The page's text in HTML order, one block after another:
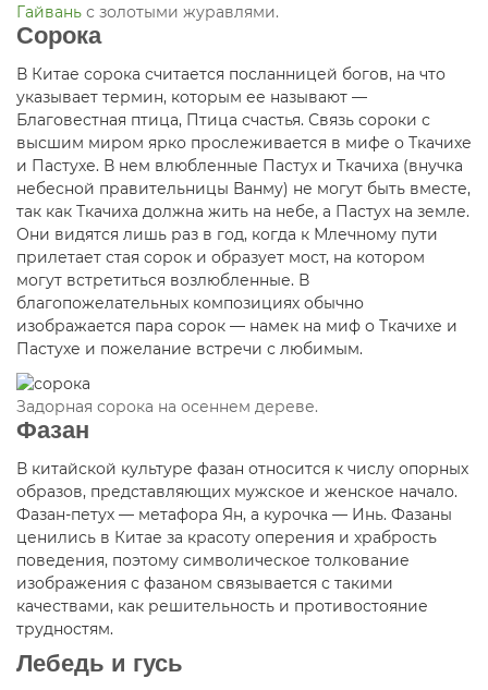
Гайвань с золотыми журавлями.
Сорока
В Китае сорока считается посланницей богов, на что
указывает термин, которым ее называют —
Благовестная птица, Птица счастья. Связь сороки с
высшим миром ярко прослеживается в мифе о Ткачихе
и Пастухе. В нем влюбленные Пастух и Ткачиха (внучка
небесной правительницы Ванму) не могут быть вместе,
так как Ткачиха должна жить на небе, а Пастух на земле.
Они видятся лишь раз в год, когда к Млечному пути
прилетает стая сорок и образует мост, на котором
могут встретиться возлюбленные. В
благопожелательных композициях обычно
изображается пара сорок — намек на миф о Ткачихе и
Пастухе и пожелание встречи с любимым.
Задорная сорока на осеннем дереве.
Фазан
В китайской культуре фазан относится к числу опорных
образов, представляющих мужское и женское начало.
Фазан-петух — метафора Ян, а курочка — Инь. Фазаны
ценились в Китае за красоту оперения и храбрость
поведения, поэтому символическое толкование
изображения с фазаном связывается с такими
качествами, как решительность и противостояние
трудностям.
Лебедь и гусь